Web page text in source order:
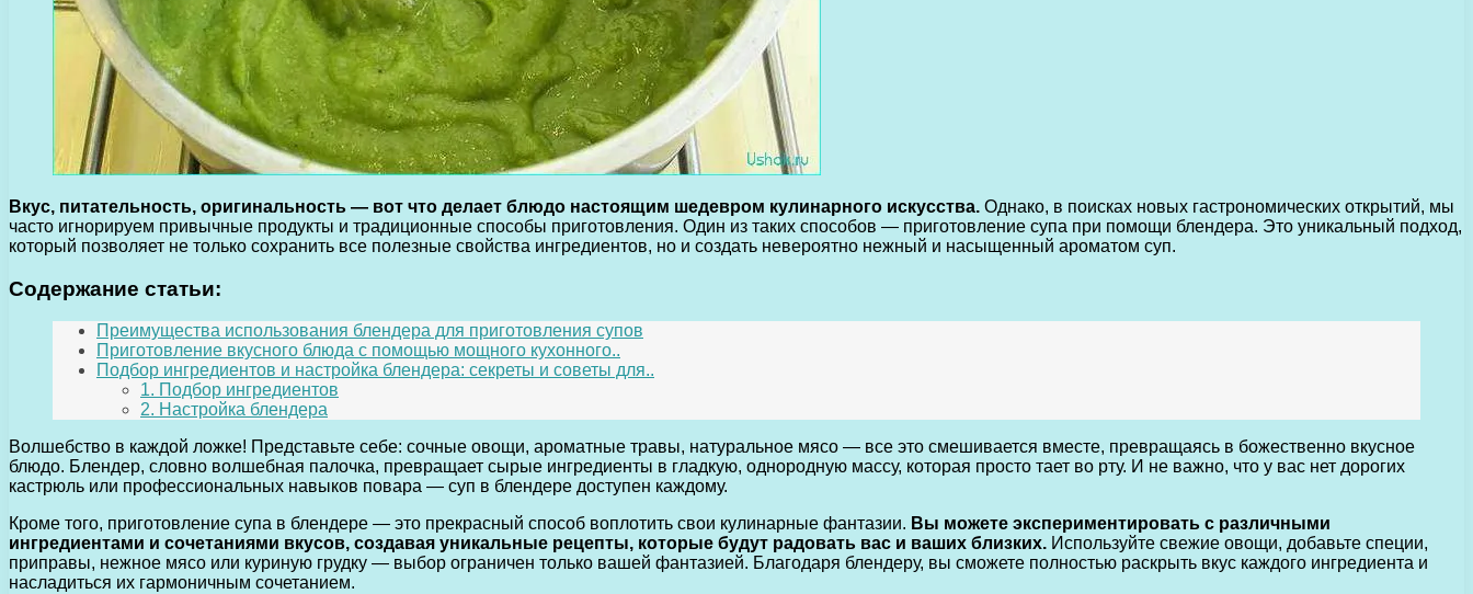
Вкус, питательность, оригинальность — вот что делает блюдо настоящим шедевром кулинарного искусства. Однако, в поисках новых гастрономических открытий, мы
часто игнорируем привычные продукты и традиционные способы приготовления. Один из таких способов — приготовление супа при помощи блендера. Это уникальный подход,
который позволяет не только сохранить все полезные свойства ингредиентов, но и создать невероятно нежный и насыщенный ароматом суп.
Содержание статьи:
Преимущества использования блендера для приготовления супов
Приготовление вкусного блюда с помощью мощного кухонного..
Подбор ингредиентов и настройка блендера: секреты и советы для..
1. Подбор ингредиентов
2. Настройка блендера
Волшебство в каждой ложке! Представьте себе: сочные овощи, ароматные травы, натуральное мясо — все это смешивается вместе, превращаясь в божественно вкусное
блюдо. Блендер, словно волшебная палочка, превращает сырые ингредиенты в гладкую, однородную массу, которая просто тает во рту. И не важно, что у вас нет дорогих
кастрюль или профессиональных навыков повара — суп в блендере доступен каждому.
Кроме того, приготовление супа в блендере — это прекрасный способ воплотить свои кулинарные фантазии. Вы можете экспериментировать с различными
ингредиентами и сочетаниями вкусов, создавая уникальные рецепты, которые будут радовать вас и ваших близких. Используйте свежие овощи, добавьте специи,
приправы, нежное мясо или куриную грудку — выбор ограничен только вашей фантазией. Благодаря блендеру, вы сможете полностью раскрыть вкус каждого ингредиента и
насладиться их гармоничным сочетанием.